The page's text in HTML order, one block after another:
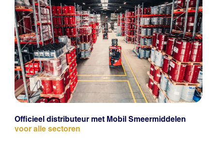
Officieel distributeur met Mobil Smeermiddelen
voor alle sectoren